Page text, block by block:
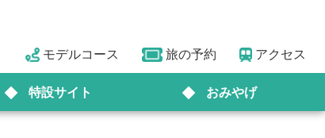
モデルコース 旅の予約 アクセス
特設サイト おみやげ